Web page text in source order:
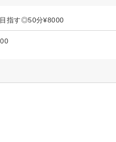
目指す◎50分¥8000